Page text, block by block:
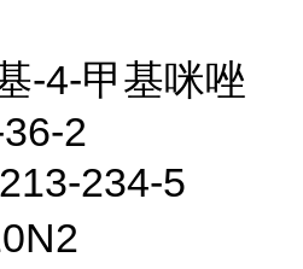
-4-甲基咪唑
2
234-5